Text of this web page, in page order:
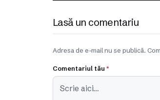
Lasă un comentariu
Adresa de e-mail nu se publică.
Comentariul tău *